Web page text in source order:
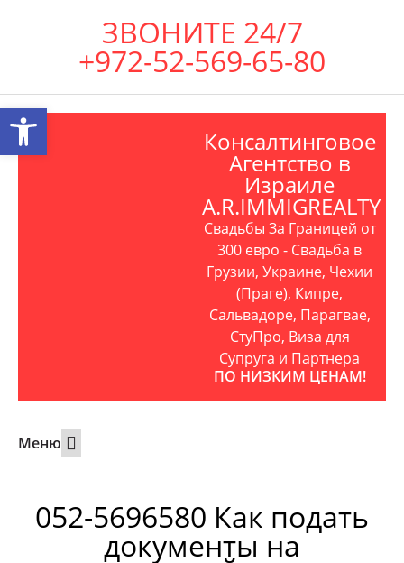
ЗВОНИТЕ 24/7
+972-52-569-65-80
Консалтинговое
Агентство в
Израиле
A.R.IMMIGREALTY
Свадьбы За Границей от
300 евро - Свадьба в
Грузии, Украине, Чехии
(Праге), Кипре,
Сальвадоре, Парагвае,
СтуПро, Виза для
Супруга и Партнера
ПО НИЗКИМ ЦЕНАМ!
Меню
052-5696580 Как подать
документы на
Открыть панель инструментов